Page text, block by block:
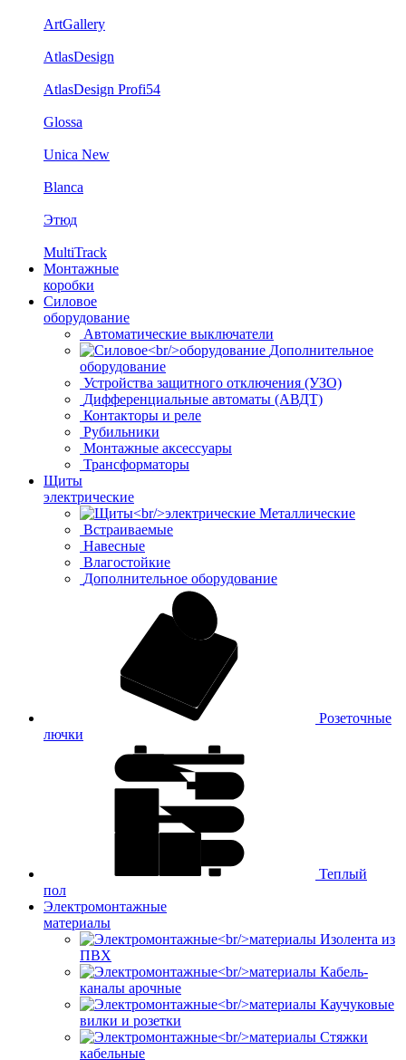
ArtGallery
AtlasDesign
AtlasDesign Profi54
Glossa
Unica New
Blanca
Этюд
MultiTrack
Монтажные
коробки
Силовое
оборудование
Автоматические выключатели
Дополнительное
оборудование
Устройства защитного отключения (УЗО)
Дифференциальные автоматы (АВДТ)
Контакторы и реле
Рубильники
Монтажные аксессуары
Трансформаторы
Щиты
электрические
Металлические
Встраиваемые
Навесные
Влагостойкие
Дополнительное оборудование
Розеточные
лючки
Теплый
пол
Электромонтажные
материалы
Изолента из
ПВХ
Кабель-
каналы арочные
Каучуковые
вилки и розетки
Стяжки
кабельные